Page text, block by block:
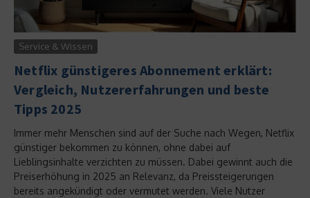
Service & Wissen
Netflix günstigeres Abonnement erklärt:
Vergleich, Nutzererfahrungen und beste
Tipps 2025
Immer mehr Menschen sind auf der Suche nach Wegen, Netflix
günstiger bekommen zu können, ohne dabei auf
Lieblingsinhalte verzichten zu müssen. Dabei gewinnt auch die
Preiserhöhung in 2025 an Relevanz, da Preissteigerungen
bereits angekündigt oder vermutet werden. Viele Nutzer